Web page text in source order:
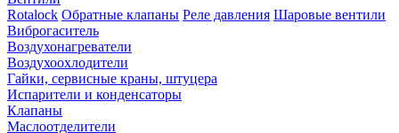
Rotalock Обратные клапаны Реле давления Шаровые вентили
Виброгаситель
Воздухонагреватели
Воздухоохлодители
Гайки, сервисные краны, штуцера
Испарители и конденсаторы
Клапаны
Маслоотделители